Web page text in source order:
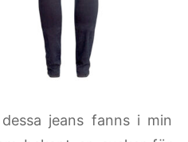
jeans fanns i min